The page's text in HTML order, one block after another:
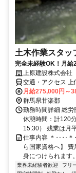
土木作業スタッ
完全未経験OK！月給
上原建設株式会社
交通・アクセス
月給275,000円～
群馬県甘楽郡
勤務時間詳細 総
休憩時間：計120
15:30） 残業は月
仕事内容 ＊‥‥＊
ら国家資格へ】
身につけられます
業界未経験者歓迎 フリ